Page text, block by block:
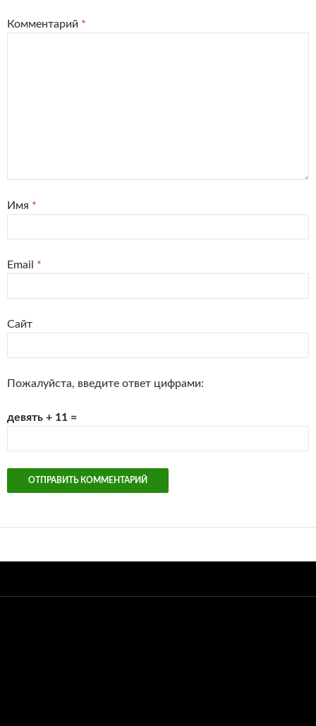
Комментарий *
Имя *
Email *
Сайт
Пожалуйста, введите ответ цифрами:
девять + 11 =